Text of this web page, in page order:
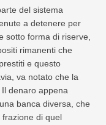
del sistema
a detenere per
sotto forma di riserve,
rimanenti che
e questo
va notato che la
denaro appena
banca diversa, che
di quel